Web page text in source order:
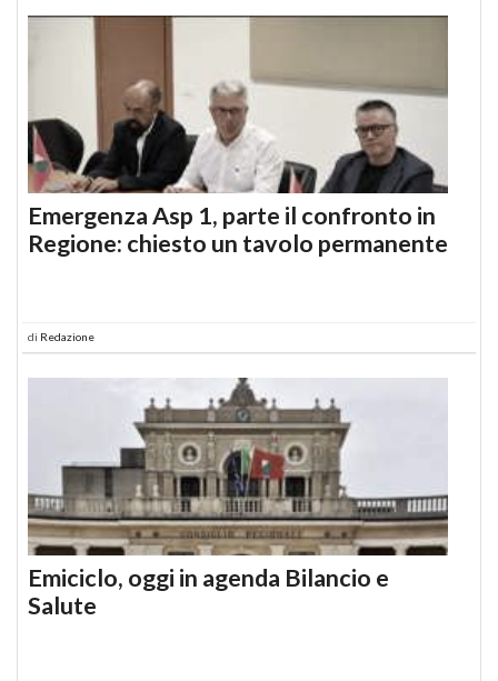
Emergenza Asp 1, parte il confronto in
Regione: chiesto un tavolo permanente
di Redazione
Emiciclo, oggi in agenda Bilancio e
Salute